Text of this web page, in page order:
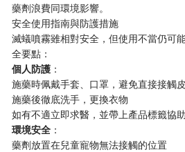
藥劑浪費同環境影響。
安全使用指南與防護措施
滅蟻噴霧雖相對安全，但使用不當仍可
全要點：
​個人防護​ ​：
施藥時佩戴手套、口罩，避免直接接觸
施藥後徹底洗手，更換衣物
如有不適立即求醫，並帶上產品標籤協
​環境安全​ ​：
藥劑放置在兒童寵物無法接觸的位置